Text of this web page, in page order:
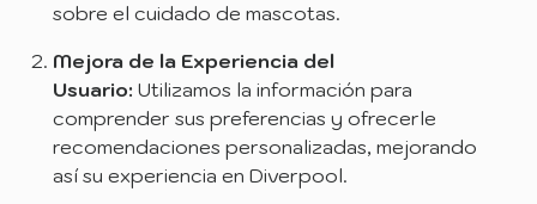
sobre el cuidado de mascotas.
Mejora de la Experiencia del
Usuario: Utilizamos la información para
comprender sus preferencias y ofrecerle
recomendaciones personalizadas, mejorando
así su experiencia en Diverpool.